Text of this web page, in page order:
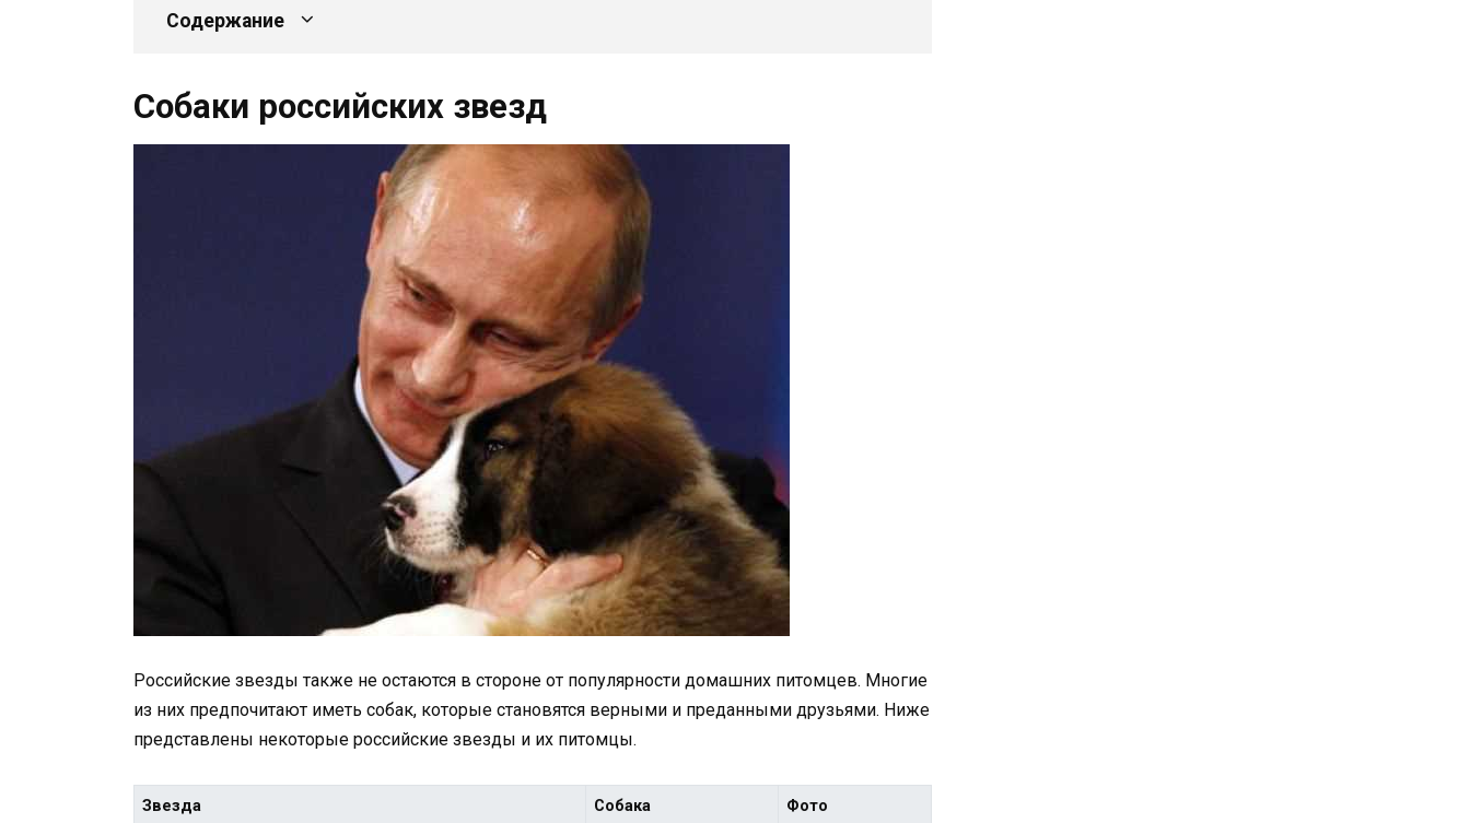
Содержание
Собаки российских звезд
Российские звезды также не остаются в стороне от популярности домашних питомцев. Многие
из них предпочитают иметь собак, которые становятся верными и преданными друзьями. Ниже
представлены некоторые российские звезды и их питомцы.
Звезда Собака Фото